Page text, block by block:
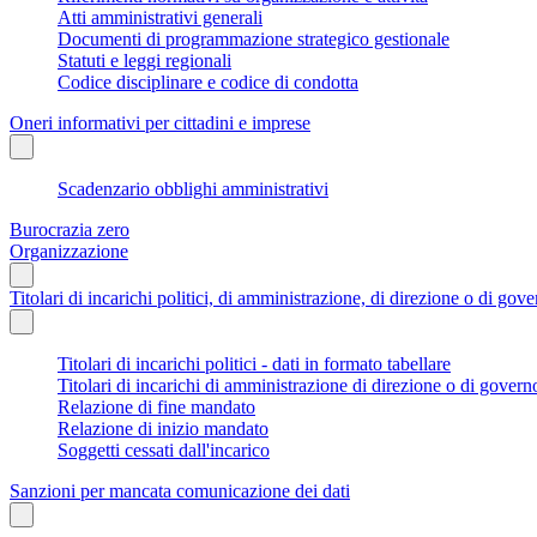
Atti amministrativi generali
Documenti di programmazione strategico gestionale
Statuti e leggi regionali
Codice disciplinare e codice di condotta
Oneri informativi per cittadini e imprese
Scadenzario obblighi amministrativi
Burocrazia zero
Organizzazione
Titolari di incarichi politici, di amministrazione, di direzione o di
Titolari di incarichi politici - dati in formato tabellare
Titolari di incarichi di amministrazione di direzione o di
Relazione di fine mandato
Relazione di inizio mandato
Soggetti cessati dall'incarico
Sanzioni per mancata comunicazione dei dati